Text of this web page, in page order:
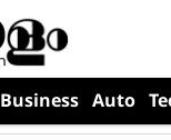
Business Auto